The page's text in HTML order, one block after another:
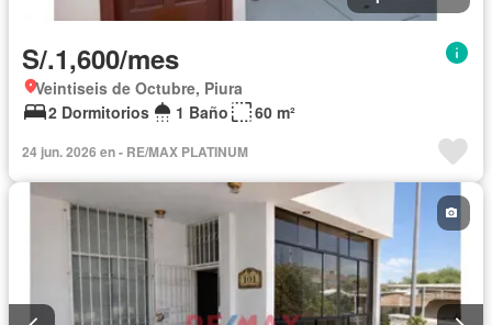
S/.1,600/mes
Veintiseis de Octubre, Piura
2 Dormitorios
1 Baño 60 m²
24 jun. 2026 en - RE/MAX PLATINUM